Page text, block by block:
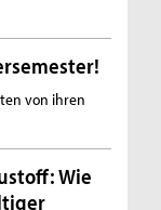
von ihren
Wie